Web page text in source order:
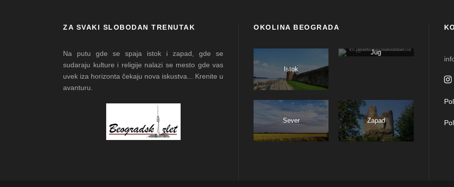
ZA SVAKI SLOBODAN TRENUTAK
Na putu gde se spaja istok i zapad, gde se
sudaraju kulture i religije nalazi se mesto gde vas
uvek iza horizonta čekaju nova iskustva... Krenite u
avanturu.
OKOLINA BEOGRADA
Istok
Jug
Sever Zapad